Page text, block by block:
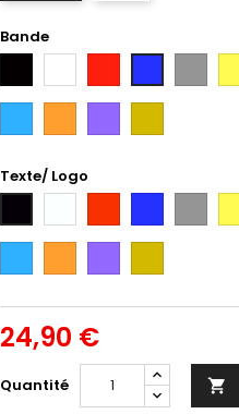
Bande
Rouge
Intense
Texte/ Logo
Intense
24,90 €
Quantité 